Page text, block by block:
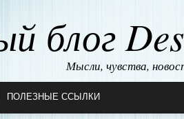
блог
Мысли, чувства,
ПОЛЕЗНЫЕ ССЫЛКИ